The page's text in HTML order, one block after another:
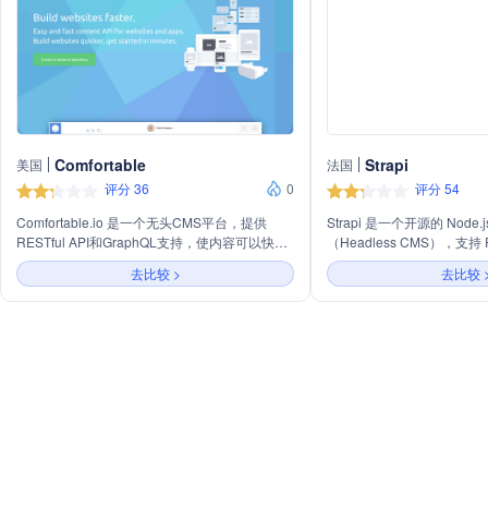
美国 Comfortable
评分 36
0
Comfortable.io 是一个无头CMS平台，提供
RESTful API和GraphQL支持，使内容可以快速
高效地集成到网站、应用、邮件营销等。它为开
发者提供API SDKs，内容集合管理，以及图片
转换服务。对于内容创作者，提供丰富的编辑工
去比较 >
法国 Strapi
评分 54
Strapi 是一个开源的
（Headless CMS），支
API 的设计，允许开发者
口。它提供了内容管理、
管和安全等功能，适用于
去比较